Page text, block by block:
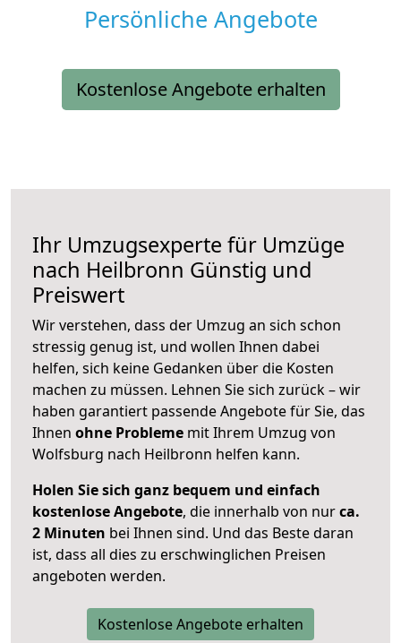
Persönliche Angebote
Kostenlose Angebote erhalten
Ihr Umzugsexperte für Umzüge
nach Heilbronn Günstig und
Preiswert
Wir verstehen, dass der Umzug an sich schon
stressig genug ist, und wollen Ihnen dabei
helfen, sich keine Gedanken über die Kosten
machen zu müssen. Lehnen Sie sich zurück – wir
haben garantiert passende Angebote für Sie, das
Ihnen ohne Probleme mit Ihrem Umzug von
Wolfsburg nach Heilbronn helfen kann.
Holen Sie sich ganz bequem und einfach
kostenlose Angebote, die innerhalb von nurca.
2 Minuten bei Ihnen sind. Und das Beste daran
ist, dass all dies zu erschwinglichen Preisen
angeboten werden.
Kostenlose Angebote erhalten